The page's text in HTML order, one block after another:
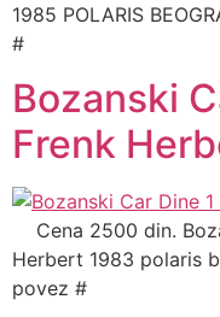
1985 POLARIS
#
Bozanski
Frenk
Cena 2500 din.
Herbert 1983 polaris
povez #